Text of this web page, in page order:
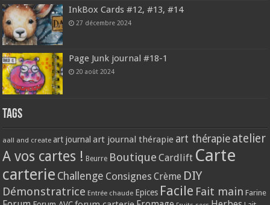
InkBox Cards #12, #13, #14
27 décembre 2024
Page Junk journal #18-1
20 août 2024
Tags
aall and create art journal art journal thérapie art thérapie atelier
A vos cartes ! Beurre Boutique Cardlift Carte
carterie Challenge Consignes Crème DIY
Démonstratrice Entrée chaude Epices Facile Fait main Farine